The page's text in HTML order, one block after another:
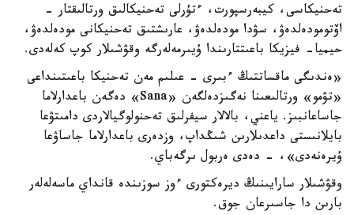
تەحنيكاسى، كيبەرسپورت، ءتۇرلى تەحنيكالىق ورتالىقتار -
اۆتومودەلدەۋ، سۋدا مودەلدەۋ، عارىشتىق تەحنيكانى مودەلدەۋ،
حيميا- فيزيكا باعىتتارىندا ۇيىرمەلەرگە وقۋشىلار كوپ كەلەدى.
«ەندىگى ماقساتتىڭ ءبىرى - عىلىم مەن تەحنيكا باعىتىنداعى
«تۋمو» ورتالىعىنا نەگىزدەلگەن «Sana»
دەگەن باعدارلاما
جاساعانبىز. ياعني، بالالار سيفرلىق تەحنولوگيالاردى دامىتۋعا
بايلانىستى داعدىلارىن شىڭداپ، وزدەرى باعدارلاما جاساۋعا
ۇيرەنەدى»، - دەدى ەربول ىرگەباي.
وقۋشىلار سارايىنىڭ ديرەكتورى ءوز سوزىندە قانداي ماسەلەلەر
بارىن دا جاسىرعان جوق.